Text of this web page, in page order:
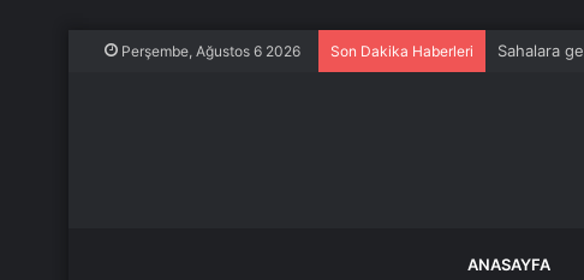
Perşembe, Ağustos 6 2026 Son Dakika Haberleri Sahalara
ANASAYFA